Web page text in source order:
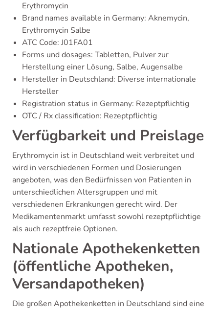
Erythromycin
Brand names available in Germany: Aknemycin,
Erythromycin Salbe
ATC Code: J01FA01
Forms und dosages: Tabletten, Pulver zur
Herstellung einer Lösung, Salbe, Augensalbe
Hersteller in Deutschland: Diverse internationale
Hersteller
Registration status in Germany: Rezeptpflichtig
OTC / Rx classification: Rezeptpflichtig
Verfügbarkeit und Preislage
Erythromycin ist in Deutschland weit verbreitet und
wird in verschiedenen Formen und Dosierungen
angeboten, was den Bedürfnissen von Patienten in
unterschiedlichen Altersgruppen und mit
verschiedenen Erkrankungen gerecht wird. Der
Medikamentenmarkt umfasst sowohl rezeptpflichtige
als auch rezeptfreie Optionen.
Nationale Apothekenketten
(öffentliche Apotheken,
Versandapotheken)
Die großen Apothekenketten in Deutschland sind eine